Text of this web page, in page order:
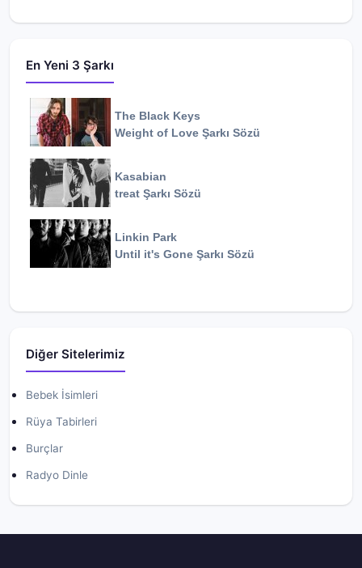
En Yeni 3 Şarkı
The Black Keys
Weight of Love Şarkı Sözü
Kasabian
treat Şarkı Sözü
Linkin Park
Until it's Gone Şarkı Sözü
Diğer Sitelerimiz
Bebek İsimleri
Rüya Tabirleri
Burçlar
Radyo Dinle